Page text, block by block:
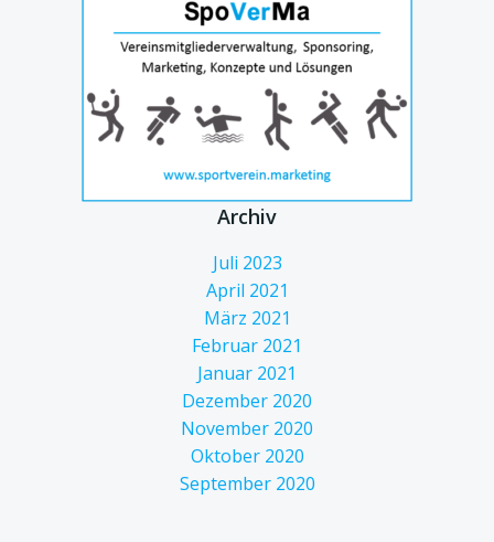
Archiv
Juli 2023
April 2021
März 2021
Februar 2021
Januar 2021
Dezember 2020
November 2020
Oktober 2020
September 2020